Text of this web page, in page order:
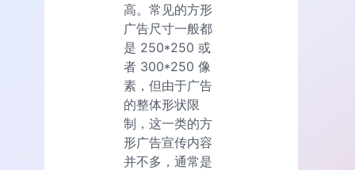
高。常见的方形
广告尺寸一般都
是 250*250 或
者 300*250 像
素，但由于广告
的整体形状限
制，这一类的方
形广告宣传内容
并不多，通常是